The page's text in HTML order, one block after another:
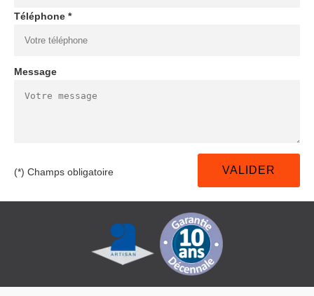
Téléphone *
Message
(*) Champs obligatoire